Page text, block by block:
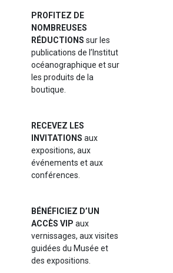
PROFITEZ DE
NOMBREUSES
RÉDUCTIONS sur les
publications de l’Institut
océanographique et sur
les produits de la
boutique.
RECEVEZ LES
INVITATIONS aux
expositions, aux
événements et aux
conférences.
BÉNÉFICIEZ D’UN
ACCÈS VIP aux
vernissages, aux visites
guidées du Musée et
des expositions.​